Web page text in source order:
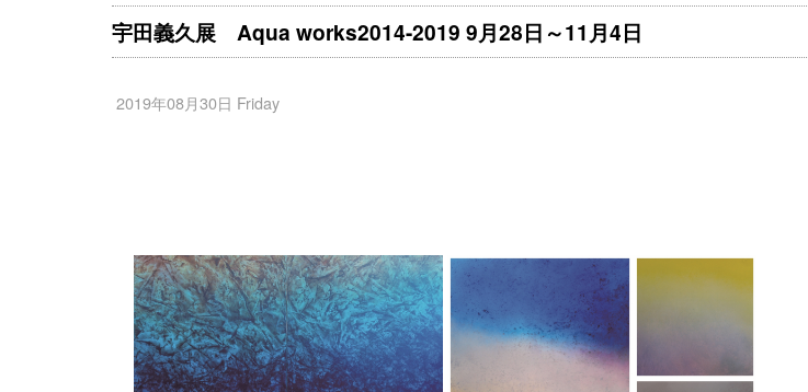
宇田義久展 Aqua works2014-2019 9月28日～11月4日
2019年08月30日 Friday